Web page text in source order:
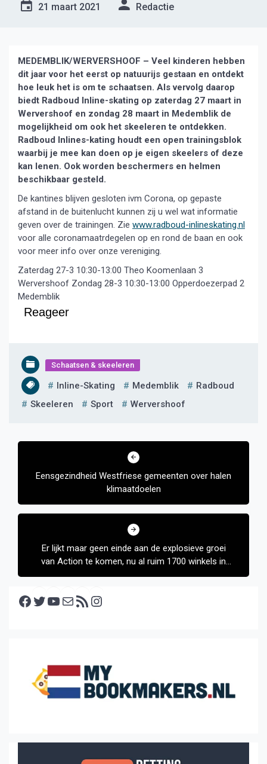
21 maart 2021 Redactie
MEDEMBLIK/WERVERSHOOF – Veel kinderen hebben
dit jaar voor het eerst op natuurijs gestaan en ontdekt
hoe leuk het is om te schaatsen. Als vervolg daarop
biedt Radboud Inline-skating op zaterdag 27 maart in
Wervershoof en zondag 28 maart in Medemblik de
mogelijkheid om ook het skeeleren te ontdekken.
Radboud Inlines-kating houdt een open trainingsblok
waarbij je mee kan doen op je eigen skeelers of deze
kan lenen. Ook worden beschermers en helmen
beschikbaar gesteld.
De kantines blijven gesloten ivm Corona, op gepaste
afstand in de buitenlucht kunnen zij u wel wat informatie
geven over de trainingen. Zie www.radboud-inlineskating.nl
voor alle coronamaatrdegelen op en rond de baan en ook
voor meer info over onze vereniging.
Zaterdag 27-3 10:30-13:00 Theo Koomenlaan 3
Wervershoof Zondag 28-3 10:30-13:00 Opperdoezerpad 2
Medemblik
Reageer
Schaatsen & skeeleren
Inline-Skating Medemblik
Radboud
Skeeleren
Sport Wervershoof
Bericht
Eensgezindheid Westfriese gemeenten over halen
klimaatdoelen
Er lijkt maar geen einde aan de explosieve groei
van Action te komen, nu al ruim 1700 winkels in
Europa
Facebook Twitter YouTube E-mail RSS feed